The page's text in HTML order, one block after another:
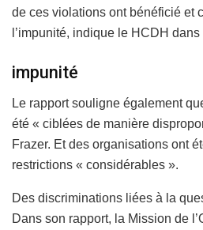
de ces violations ont bénéficié et
l’impunité, indique le HCDH
impunité
Le rapport souligne également
été « ciblées de manière
Frazer. Et des organisations ont
restrictions « considérables ».
Des discriminations liées à la
Dans son rapport, la Mission de